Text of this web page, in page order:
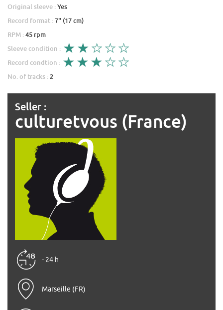
Original sleeve :Yes
Record format :7" (17 cm)
RPM :45 rpm
Sleeve condition :
Record condtion :
No. of tracks : 2
Seller :
culturetvous (France)
- 24 h
Marseille (FR)